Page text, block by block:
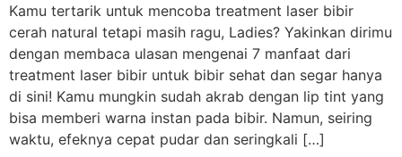
Kamu tertarik untuk mencoba treatment laser bibir
cerah natural tetapi masih ragu, Ladies? Yakinkan dirimu
dengan membaca ulasan mengenai 7 manfaat dari
treatment laser bibir untuk bibir sehat dan segar hanya
di sini! Kamu mungkin sudah akrab dengan lip tint yang
bisa memberi warna instan pada bibir. Namun, seiring
waktu, efeknya cepat pudar dan seringkali […]